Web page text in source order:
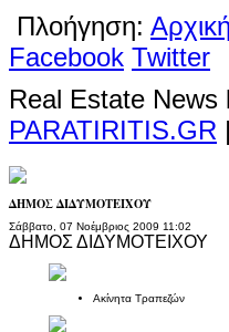
Πλοήγηση: Αρχική
Facebook Twitter
Real Estate News
PARATIRITIS.GR |
ΔΗΜΟΣ ΔΙΔΥΜΟΤΕΙΧΟΥ
Σάββατο, 07 Νοέμβριος 2009 11:02
ΔΗΜΟΣ ΔΙΔΥΜΟΤΕΙΧΟΥ
Ακίνητα Τραπεζών